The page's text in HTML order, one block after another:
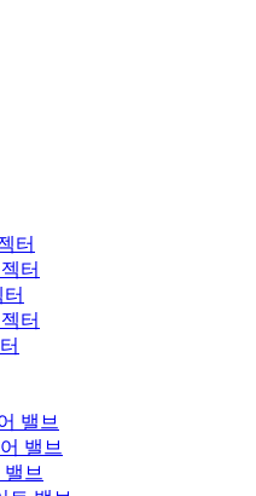
터
터
터
밸브
밸브
브